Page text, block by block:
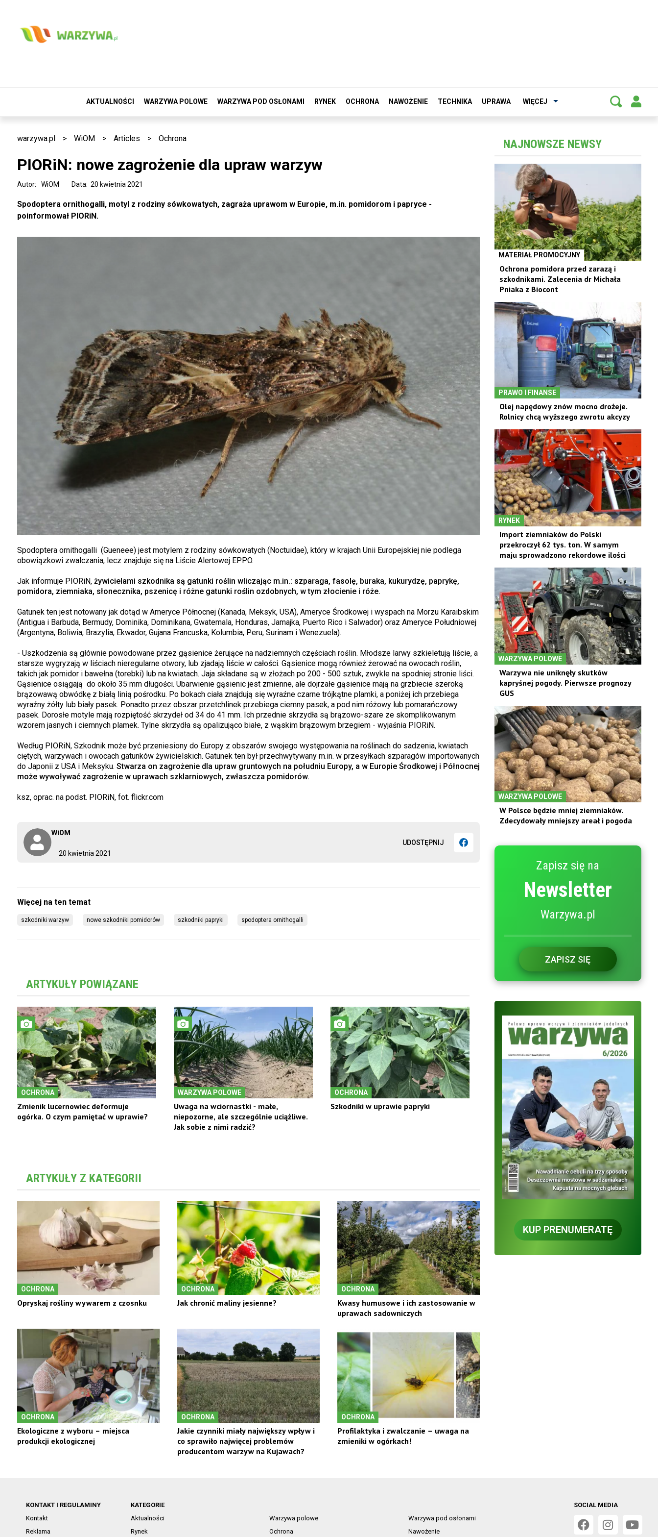
AKTUALNOŚCI WARZYWA POLOWE WARZYWA POD OSŁONAMI RYNEK OCHRONA NAWOŻENIE TECHNIKA UPRAWA WIĘCEJ
warzywa.pl > WiOM > Articles > Ochrona
PIORiN: nowe zagrożenie dla upraw warzyw
Data: 20 kwietnia 2021
Autor: WiOM
20 kwietnia 2021
WiOM
UDOSTĘPNIJ
Spodoptera ornithogalli, motyl z rodziny sówkowatych, zagraża uprawom w Europie, m.in. pomidorom i papryce -
poinformował PIORiN.
Spodoptera ornithogalli (Gueneee) jest motylem z rodziny sówkowatych (Noctuidae), który w krajach Unii Europejskiej nie podlega
obowiązkowi zwalczania, lecz znajduje się na Liście Alertowej EPPO.
Jak informuje PIORiN, żywicielami szkodnika są gatunki roślin wliczając m.in.: szparaga, fasolę, buraka, kukurydzę, paprykę,
pomidora, ziemniaka, słonecznika, pszenicę i różne gatunki roślin ozdobnych, w tym złocienie i róże.
Gatunek ten jest notowany jak dotąd w Ameryce Północnej (Kanada, Meksyk, USA), Ameryce Środkowej i wyspach na Morzu Karaibskim
(Antigua i Barbuda, Bermudy, Dominika, Dominikana, Gwatemala, Honduras, Jamajka, Puerto Rico i Salwador) oraz Ameryce Południowej
(Argentyna, Boliwia, Brazylia, Ekwador, Gujana Francuska, Kolumbia, Peru, Surinam i Wenezuela).
- Uszkodzenia są głównie powodowane przez gąsienice żerujące na nadziemnych częściach roślin. Młodsze larwy szkieletują liście, a
starsze wygryzają w liściach nieregularne otwory, lub zjadają liście w całości. Gąsienice mogą również żerować na owocach roślin,
takich jak pomidor i bawełna (torebki) lub na kwiatach. Jaja składane są w złożach po 200 - 500 sztuk, zwykle na spodniej stronie liści.
Gąsienice osiągają do około 35 mm długości. Ubarwienie gąsienic jest zmienne, ale dojrzałe gąsienice mają na grzbiecie szeroką
brązowawą obwódkę z białą linią pośrodku. Po bokach ciała znajdują się wyraźne czarne trójkątne plamki, a poniżej ich przebiega
wyraźny żółty lub biały pasek. Ponadto przez obszar przetchlinek przebiega ciemny pasek, a pod nim różowy lub pomarańczowy
pasek. Dorosłe motyle mają rozpiętość skrzydeł od 34 do 41 mm. Ich przednie skrzydła są brązowo-szare ze skomplikowanym
wzorem jasnych i ciemnych plamek. Tylne skrzydła są opalizująco białe, z wąskim brązowym brzegiem - wyjaśnia PIORiN.
Według PIORiN, Szkodnik może być przeniesiony do Europy z obszarów swojego występowania na roślinach do sadzenia, kwiatach
ciętych, warzywach i owocach gatunków żywicielskich. Gatunek ten był przechwytywany m.in. w przesyłkach szparagów importowanych
do Japonii z USA i Meksyku. Stwarza on zagrożenie dla upraw gruntowych na południu Europy, a w Europie Środkowej i Północnej
może wywoływać zagrożenie w uprawach szklarniowych, zwłaszcza pomidorów.
ksz, oprac. na podst. PIORiN, fot. flickr.com
szkodniki warzyw nowe szkodniki pomidorów szkodniki papryki spodoptera ornithogalli
ARTYKUŁY POWIĄZANE
OCHRONA
Zmienik lucernowiec deformuje
ogórka. O czym pamiętać w uprawie?
WARZYWA POLOWE
Uwaga na wciornastki - małe,
niepozorne, ale szczególnie uciążliwe.
Jak sobie z nimi radzić?
OCHRONA
Szkodniki w uprawie papryki
ARTYKUŁY Z KATEGORII
OCHRONA
Opryskaj rośliny wywarem z czosnku
OCHRONA
Jak chronić maliny jesienne?
OCHRONA
Kwasy humusowe i ich zastosowanie w
uprawach sadowniczych
OCHRONA
Ekologiczne z wyboru – miejsca
produkcji ekologicznej
OCHRONA
Jakie czynniki miały największy wpływ i
co sprawiło najwięcej problemów
producentom warzyw na Kujawach?
OCHRONA
Profilaktyka i zwalczanie – uwaga na
zmieniki w ogórkach!
NAJNOWSZE NEWSY
MATERIAŁ PROMOCYJNY
Ochrona pomidora przed zarazą i
szkodnikami. Zalecenia dr Michała
Pniaka z Biocont
PRAWO I FINANSE
Olej napędowy znów mocno drożeje.
Rolnicy chcą wyższego zwrotu akcyzy
RYNEK
Import ziemniaków do Polski
przekroczył 62 tys. ton. W samym
maju sprowadzono rekordowe ilości
WARZYWA POLOWE
Warzywa nie uniknęły skutków
kapryśnej pogody. Pierwsze prognozy
GUS
WARZYWA POLOWE
W Polsce będzie mniej ziemniaków.
Zdecydowały mniejszy areał i pogoda
Zapisz się na
Newsletter
Warzywa.pl
ZAPISZ SIĘ
KUP PRENUMERATĘ
KONTAKT I REGULAMINY
Kontakt
Reklama
KATEGORIE
Aktualności
Warzywa polowe
Warzywa pod osłonami
Rynek
Ochrona Nawożenie
SOCIAL MEDIA